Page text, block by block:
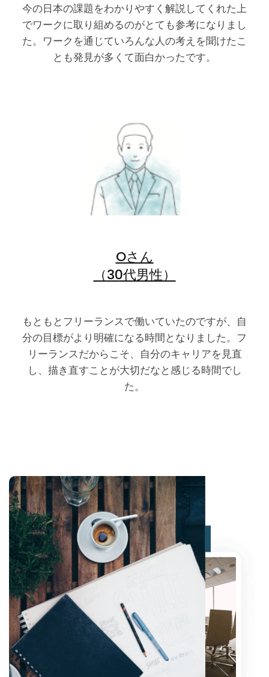
今の日本の課題をわかりやすく解説してくれた上
でワークに取り組めるのがとても参考になりまし
た。ワークを通じていろんな人の考えを聞けたこ
とも発見が多くて面白かったです。
Oさん
（30代男性）
もともとフリーランスで働いていたのですが、自
分の目標がより明確になる時間となりました。フ
リーランスだからこそ、自分のキャリアを見直
し、描き直すことが大切だなと感じる時間でし
た。